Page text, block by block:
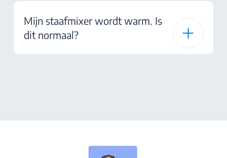
Mijn staafmixer wordt warm. Is
dit normaal?